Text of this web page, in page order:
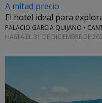
A mitad precio
El hotel ideal para
PALACIO GARCIA QUIJANO •
HASTA EL 31 DE DICIEMBRE DE